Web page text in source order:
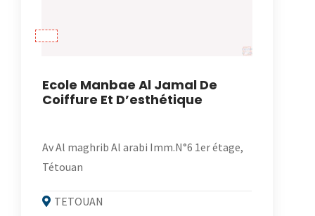
Ecole Manbae Al Jamal De
Coiffure Et D’esthétique
Av Al maghrib Al arabi Imm.N°6 1er étage,
Tétouan
TETOUAN